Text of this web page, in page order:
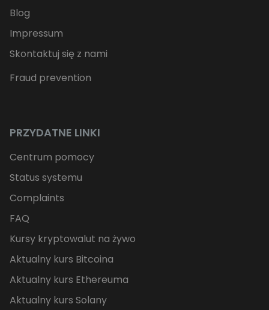
Blog
Impressum
Skontaktuj się z nami
Fraud prevention
PRZYDATNE LINKI
Centrum pomocy
Status systemu
Complaints
FAQ
Kursy kryptowalut na żywo
Aktualny kurs Bitcoina
Aktualny kurs Ethereuma
Aktualny kurs Solany